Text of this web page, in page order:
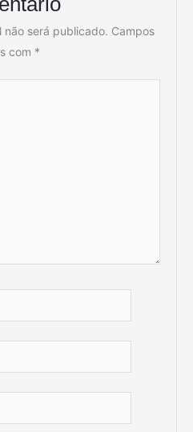
não será publicado. Campos
com *